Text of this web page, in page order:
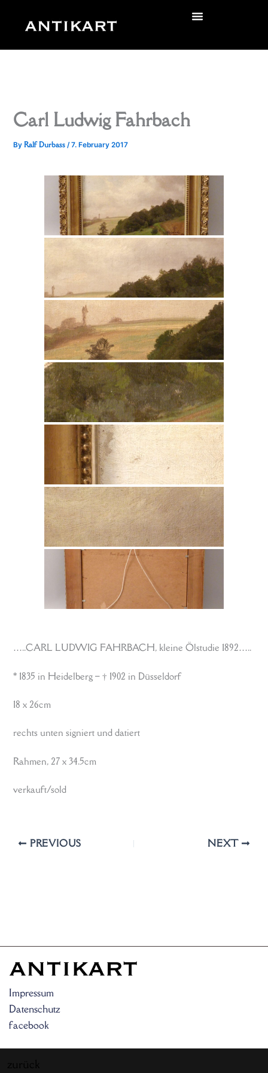
Carl Ludwig Fahrbach
ByRalf Durbass/7. February 2017
…..CARL LUDWIG FAHRBACH, kleine Ölstudie 1892…..
* 1835 in Heidelberg – † 1902 in Düsseldorf
18 x 26cm
rechts unten signiert und datiert
Rahmen, 27 x 34.5cm
verkauft/sold
PREVIOUS NEXT
Impressum
Datenschutz
facebook